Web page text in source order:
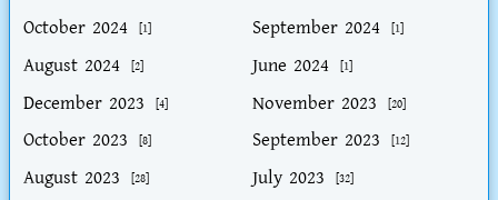
October 2024 [1] September 2024 [1]
August 2024 [2] June 2024 [1]
December 2023 [4] November 2023 [20]
October 2023 [8] September 2023 [12]
August 2023 [28] July 2023 [32]